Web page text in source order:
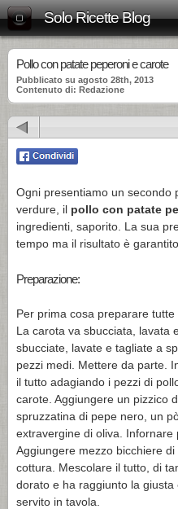
Solo Ricette Blog
Pollo con patate peperoni e carote
Pubblicato su agosto 28th, 2013
Contenuto di: Redazione
Ogni presentiamo un secondo
verdure, il pollo con patate
ingredienti, saporito. La sua
tempo ma il risultato è garantito.
Preparazione:
Per prima cosa preparare
La carota va sbucciata, lavata
sbucciate, lavate e tagliate a
pezzi medi. Mettere da parte.
il tutto adagiando i pezzi di
carote. Aggiungere un pizzico
spruzzatina di pepe nero, un
extravergine di oliva. Infornare
Aggiungere mezzo bicchiere
cottura. Mescolare il tutto, di
dorato e ha raggiunto la
servito in tavola.